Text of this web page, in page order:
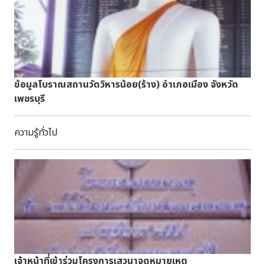
ข้อมูลโบราณสถานวัดวิหารน้อย(ร้าง) อำเภอเมือง จังหวัด
เพชรบุรี
ความรู้ทั่วไป
เจ้าหน้าที่เข้าร่วมโครงการเสวนาจดหมายเหตุ